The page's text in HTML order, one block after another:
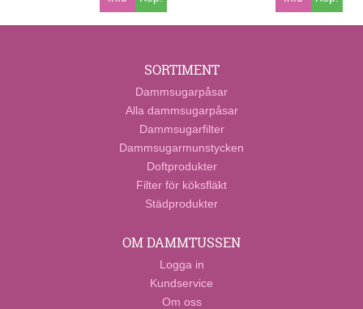
SORTIMENT
Dammsugarpåsar
Alla dammsugarpåsar
Dammsugarfilter
Dammsugarmunstycken
Doftprodukter
Filter för köksfläkt
Städprodukter
OM DAMMTUSSEN
Logga in
Kundservice
Om oss